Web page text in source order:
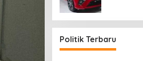
Politik Terbaru